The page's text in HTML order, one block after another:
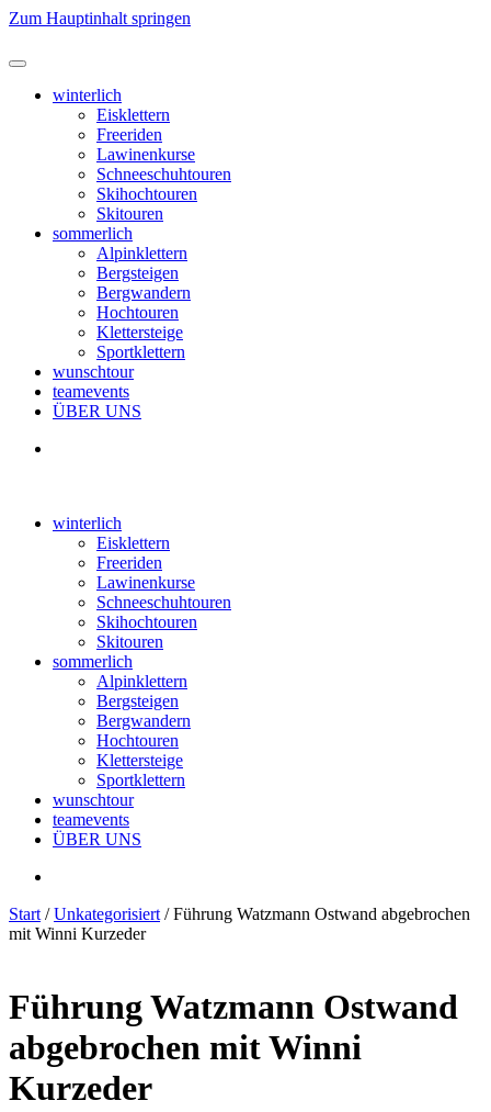
Zum Hauptinhalt springen
winterlich
Eisklettern
Freeriden
Lawinenkurse
Schneeschuhtouren
Skihochtouren
Skitouren
sommerlich
Alpinklettern
Bergsteigen
Bergwandern
Hochtouren
Klettersteige
Sportklettern
wunschtour
teamevents
ÜBER UNS
winterlich
Eisklettern
Freeriden
Lawinenkurse
Schneeschuhtouren
Skihochtouren
Skitouren
sommerlich
Alpinklettern
Bergsteigen
Bergwandern
Hochtouren
Klettersteige
Sportklettern
wunschtour
teamevents
ÜBER UNS
Start /Unkategorisiert / Führung Watzmann Ostwand abgebrochen
mit Winni Kurzeder
Führung Watzmann Ostwand
abgebrochen mit Winni
Kurzeder